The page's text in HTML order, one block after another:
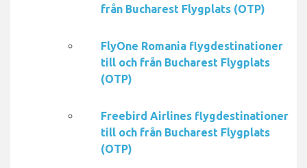
från Bucharest Flygplats (OTP)
FlyOne Romania flygdestinationer
till och från Bucharest Flygplats
(OTP)
Freebird Airlines flygdestinationer
till och från Bucharest Flygplats
(OTP)